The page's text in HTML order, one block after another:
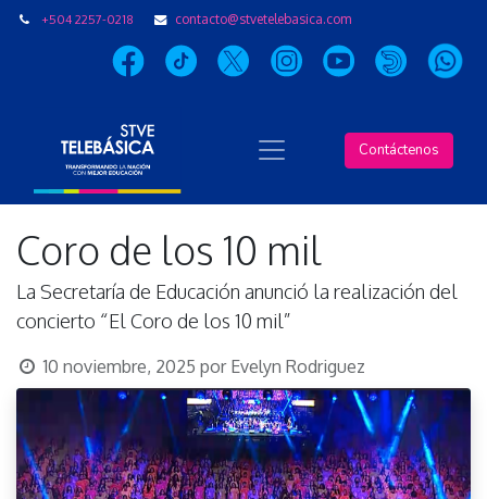
+504 2257-0218 contacto@stvetelebasica.com
Contáctenos
Coro de los 10 mil
La Secretaría de Educación anunció la realización del
concierto “El Coro de los 10 mil”
10 noviembre, 2025 por Evelyn Rodriguez